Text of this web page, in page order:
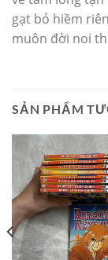
gạt bỏ hiềm
muôn đời noi
SẢN PHẨM